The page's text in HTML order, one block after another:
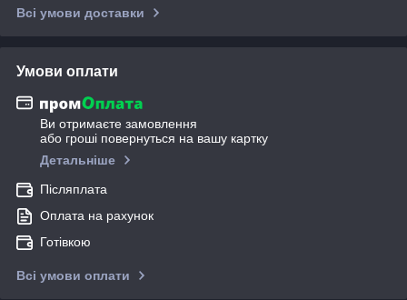
Всі умови доставки
Умови оплати
Ви отримаєте замовлення
або гроші повернуться на вашу картку
Детальніше
Післяплата
Оплата на рахунок
Готівкою
Всі умови оплати